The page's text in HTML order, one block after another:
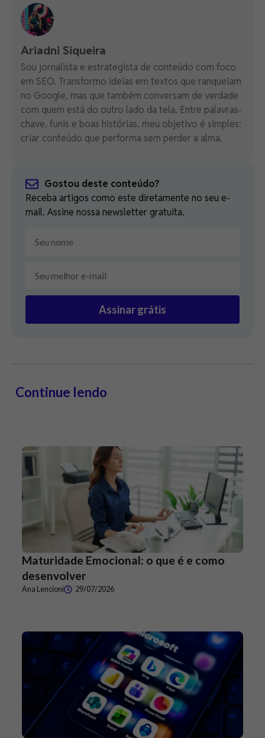
Ariadni Siqueira
Sou jornalista e estrategista de conteúdo com foco
em SEO. Transformo ideias em textos que ranqueiam
no Google, mas que também conversam de verdade
com quem está do outro lado da tela. Entre palavras-
chave, funis e boas histórias, meu objetivo é simples:
criar conteúdo que performa sem perder a alma.
Gostou deste conteúdo?
Receba artigos como este diretamente no seu e-
mail. Assine nossa newsletter gratuita.
Assinar grátis
Continue lendo
Maturidade Emocional: o que é e como
desenvolver
Ana Lencioni 29/07/2026